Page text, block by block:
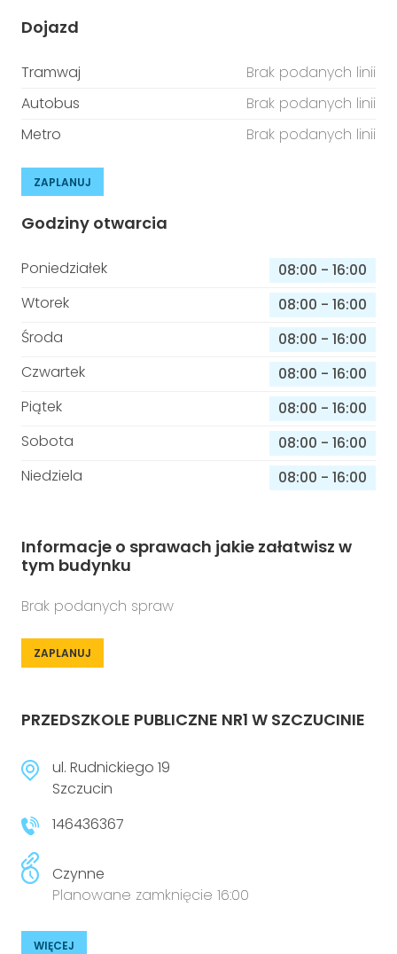
Dojazd
Tramwaj
Brak podanych linii
Autobus
Brak podanych linii
Metro
Brak podanych linii
ZAPLANUJ
Godziny otwarcia
Poniedziałek 08:00 - 16:00
Wtorek
08:00 - 16:00
Środa
08:00 - 16:00
Czwartek
08:00 - 16:00
Piątek
08:00 - 16:00
Sobota
08:00 - 16:00
Niedziela
08:00 - 16:00
Informacje o sprawach jakie załatwisz w
tym budynku
Brak podanych spraw
ZAPLANUJ
PRZEDSZKOLE PUBLICZNE NR1 W SZCZUCINIE
ul. Rudnickiego 19
Szczucin
146436367
Czynne
Planowane zamknięcie 16:00
WIĘCEJ